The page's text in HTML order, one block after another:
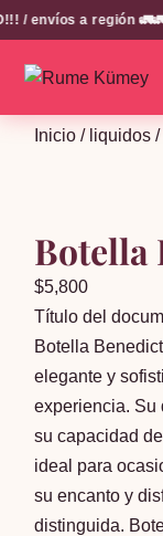
envíos a región 🚛🚛
Inicio / liquidos /
Botella
$5,800
Título del
Botella
elegante y
experiencia. Su
su capacidad
ideal para
su encanto y
distinguida.